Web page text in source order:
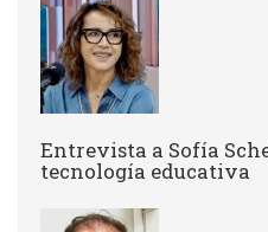
Entrevista a Sofía
tecnología educativa